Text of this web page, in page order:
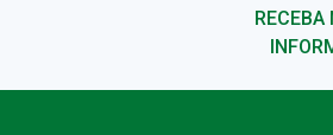
RECEBA